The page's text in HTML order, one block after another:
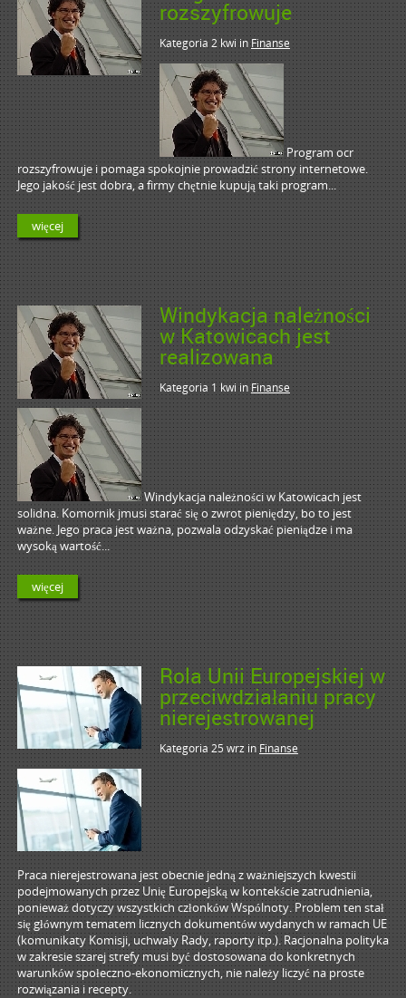
rozszyfrowuje
Kategoria 2 kwiinFinanse
Program ocr
rozszyfrowuje i pomaga spokojnie prowadzić strony internetowe.
Jego jakość jest dobra, a firmy chętnie kupują taki program...
więcej
Windykacja należności
w Katowicach jest
realizowana
Kategoria 1 kwiinFinanse
Windykacja należności w Katowicach jest
solidna. Komornik jmusi starać się o zwrot pieniędzy, bo to jest
ważne. Jego praca jest ważna, pozwala odzyskać pieniądze i ma
wysoką wartość...
więcej
Rola Unii Europejskiej w
przeciwdziałaniu pracy
nierejestrowanej
Kategoria 25 wrzinFinanse
Praca nierejestrowana jest obecnie jedną z ważniejszych kwestii
podejmowanych przez Unię Europejską w kontekście zatrudnienia,
ponieważ dotyczy wszystkich członków Wspólnoty. Problem ten stał
się głównym tematem licznych dokumentów wydanych w ramach UE
(komunikaty Komisji, uchwały Rady, raporty itp.). Racjonalna polityka
w zakresie szarej strefy musi być dostosowana do konkretnych
warunków społeczno-ekonomicznych, nie należy liczyć na proste
rozwiązania i recepty.